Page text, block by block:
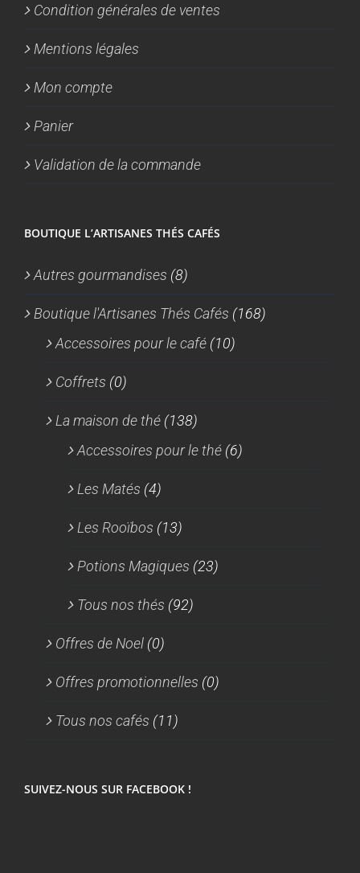
Condition générales de ventes
Mentions légales
Mon compte
Panier
Validation de la commande
BOUTIQUE L’ARTISANES THÉS CAFÉS
Autres gourmandises (8)
Boutique l'Artisanes Thés Cafés (168)
Accessoires pour le café (10)
Coffrets (0)
La maison de thé (138)
Accessoires pour le thé (6)
Les Matés (4)
Les Rooïbos (13)
Potions Magiques (23)
Tous nos thés (92)
Offres de Noel (0)
Offres promotionnelles (0)
Tous nos cafés (11)
SUIVEZ-NOUS SUR FACEBOOK !